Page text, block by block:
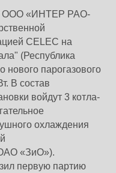
ООО «ИНТЕР РАО-
CELEC на
(Республика
нового парогазового
В состав
войдут 3 котла-
охлаждения
«ЗиО»).
первую партию